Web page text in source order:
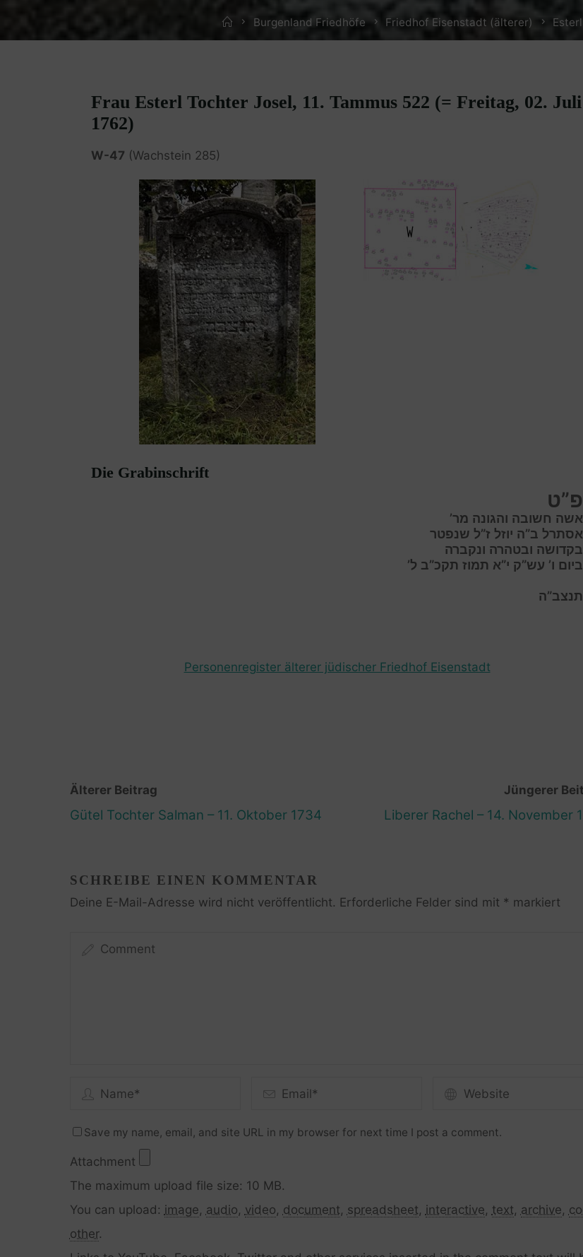
HomeBurgenland Friedhöfe Friedhof Eisenstadt (älterer)
Frau Esterl Tochter Josel, 11. Tammus 522 (= Freitag, 02. Juli
1762)
W-47 (Wachstein 285)
Die Grabinschrift
פ”ט
אשה חשובה והגונה מר’
אסתרל ב”ה יוזל ז”ל שנפטר
בקדושה ובטהרה ונקברה
ביום ו’ עש”ק י”א תמוז תקכ”ב ל’
תנצב”ה
Personenregister älterer jüdischer Friedhof Eisenstadt
Älterer Beitrag
Gütel Tochter Salman – 11. Oktober 1734
Jüngerer
Liberer Rachel – 14. November
SCHREIBE EINEN KOMMENTAR
Deine E-Mail-Adresse wird nicht veröffentlicht. Erforderliche Felder sind mit * markiert
Save my name, email, and site URL in my browser for next time I post a comment.
Attachment
The maximum upload file size: 10 MB.
You can upload: image, audio, video, document, spreadsheet, interactive, text, archive,
other.